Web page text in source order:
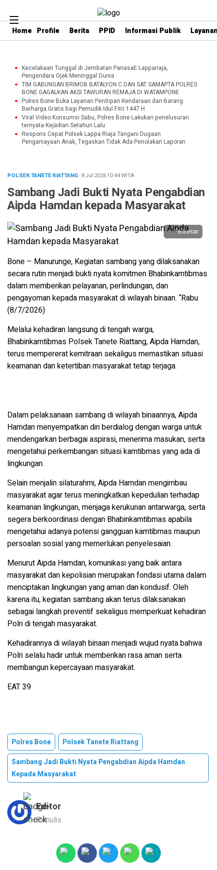
Home Profile Berita PPID Informasi Publik
Kecelakaan Tunggal di Jembatan PanasaE Lappariaja,
Pengendara Ojek Meninggal Dunia
TIM GABUNGAN BRIMOB BATALYON C DAN SAT SAMAPTA POLRES
BONE GAGALKAN AKSI TAWURAN REMAJA DI WATAMPONE
Polres Bone Buka Layanan Penitipan Kendaraan dan Barang
Berharga Gratis bagi Pemudik Idul Fitri 1447 H
Viral Video Konsumsi Sabu, Polres Bone Lakukan penelusuran
ternyata Kejadian Setahun Lalu
Respons Cepat Polsek Lappa Riaja Tangani Dugaan
Penganiayaan Anak, Tegaskan Tidak Ada Penolakan Laporan
POLSEK TANETE RIATTANG· 8 Jul 202610:44WITA·
Sambang Jadi Bukti Nyata Pengabdian
Aipda Hamdan kepada Masyarakat
Perbesar
Bone – Manurunge, Kegiatan sambang yang dilaksanakan
secara rutin menjadi bukti nyata komitmen Bhabinkamtibmas
dalam memberikan pelayanan, perlindungan, dan
pengayoman kepada masyarakat di wilayah binaan. “Rabu
(8/7/2026)
Melalui kehadiran langsung di tengah warga,
Bhabinkamtibmas Polsek Tanete Riattang, Aipda Hamdan,
terus mempererat kemitraan sekaligus memastikan situasi
keamanan dan ketertiban masyarakat tetap terjaga.
Dalam pelaksanaan sambang di wilayah binaannya, Aipda
Hamdan menyempatkan diri berdialog dengan warga untuk
mendengarkan berbagai aspirasi, menerima masukan, serta
mengetahui perkembangan situasi kamtibmas yang ada di
lingkungan.
Selain menjalin silaturahmi, Aipda Hamdan mengimbau
masyarakat agar terus meningkatkan kepedulian terhadap
keamanan lingkungan, menjaga kerukunan antarwarga, serta
segera berkoordinasi dengan Bhabinkamtibmas apabila
mengetahui adanya potensi gangguan kamtibmas maupun
persoalan sosial yang memerlukan penyelesaian.
Menurut Aipda Hamdan, komunikasi yang baik antara
masyarakat dan kepolisian merupakan fondasi utama dalam
menciptakan lingkungan yang aman dan kondusif. Oleh
karena itu, kegiatan sambang akan terus dilaksanakan
sebagai langkah preventif sekaligus memperkuat kehadiran
Polri di tengah masyarakat.
Kehadirannya di wilayah binaan menjadi wujud nyata bahwa
Polri selalu hadir untuk memberikan rasa aman serta
membangun kepercayaan masyarakat.
EAT 39
Polres Bone
Polsek Tanete Riattang
Sambang Jadi Bukti Nyata Pengabdian Aipda Hamdan
Kepada Masyarakat
Editor
Penulis